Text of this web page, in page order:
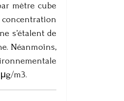
mètre cube
s’étalent de
Néanmoins,
m3.